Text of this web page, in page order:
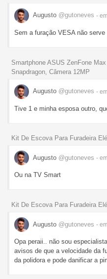
Augusto @gutoneves -
Sem a furação VESA não
Smartphone ASUS ZenFone
Snapdragon, Câmera 12MP
Augusto @gutoneves -
Tive 1 e minha esposa outro,
Kit De Escova Para Furadeira
Augusto @gutoneves -
Ou na TV Smart
Kit De Escova Para Furadeira
Augusto @gutoneves -
Opa peraii.. não sou
avisos de que a velocidade da
da polidora e pode danificar a